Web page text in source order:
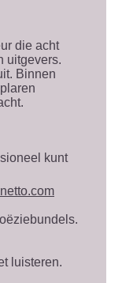
die acht
uitgevers.
Binnen
kunt
luisteren.